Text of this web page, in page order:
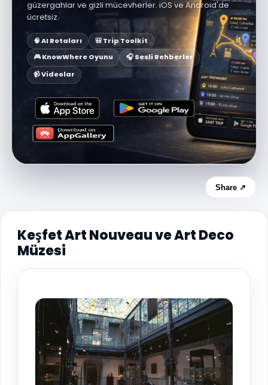
güzergahlar ve gizli mücevherler. iOS ve Android'de
ücretsiz.
🧠 AI Rotaları
🎒 Trip Toolkit
🎮 KnowWhere Oyunu
🎧 Sesli Rehberler
📹 Videolar
Share ↗
Keşfet Art Nouveau ve Art Deco
Müzesi